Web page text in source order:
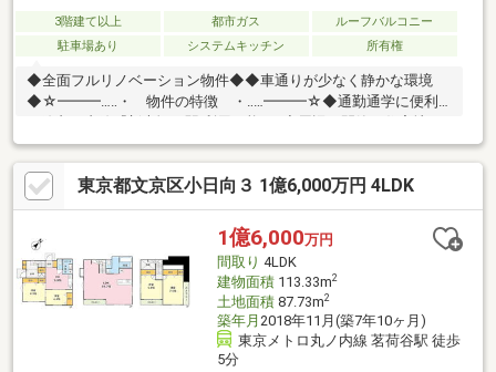
3階建て以上 都市ガス
ルーフバルコニー
駐車場あり
システムキッチン 所有権
◆全面フルリノベーション物件◆◆車通りが少なく静かな環境
◆☆━━━…‥・ 物件の特徴 ・‥…━━━☆◆通勤通学に便利
つき落ち着いた街並みでお過ごし頂けます♪◆スーパー、コンビ
ニ、公園等、生活環境良好♪◆同仕様モデルハウスのご案内や建
物プレゼンテーションも随時受付中♪是非、現地をご確認くださ
い！♪物件の詳細はADCAST駒込支店迄【０１２０－９１７－１９
７】♪☆━━━…‥・ ━☆━ ・‥…━━━☆
東京都文京区小日向３ 1億6,000万円 4LDK
1億6,000万円
間取り 4LDK
建物面積113.33m2
土地面積87.73m2
築年月 2018年11月(築7年10ヶ月)
東京メトロ丸ノ内線 茗荷谷駅 徒歩
5分